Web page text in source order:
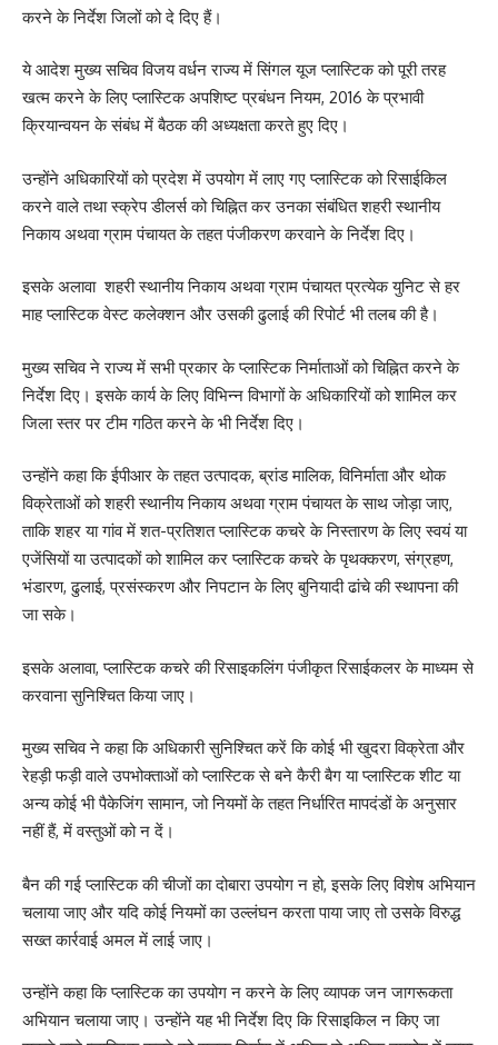
करने के निर्देश जिलों को दे दिए हैं।
ये आदेश मुख्य सचिव विजय वर्धन राज्य में सिंगल यूज प्लास्टिक को पूरी तरह
खत्म करने के लिए प्लास्टिक अपशिष्ट प्रबंधन नियम, 2016 के प्रभावी
क्रियान्वयन के संबंध में बैठक की अध्यक्षता करते हुए दिए।
उन्होंने अधिकारियों को प्रदेश में उपयोग में लाए गए प्लास्टिक को रिसाईकिल
करने वाले तथा स्क्रेप डीलर्स को चिह्नित कर उनका संबंधित शहरी स्थानीय
निकाय अथवा ग्राम पंचायत के तहत पंजीकरण करवाने के निर्देश दिए।
इसके अलावा शहरी स्थानीय निकाय अथवा ग्राम पंचायत प्रत्येक युनिट से हर
माह प्लास्टिक वेस्ट कलेक्शन और उसकी ढुलाई की रिपोर्ट भी तलब की है।
मुख्य सचिव ने राज्य में सभी प्रकार के प्लास्टिक निर्माताओं को चिह्नित करने के
निर्देश दिए। इसके कार्य के लिए विभिन्न विभागों के अधिकारियों को शामिल कर
जिला स्तर पर टीम गठित करने के भी निर्देश दिए।
उन्होंने कहा कि ईपीआर के तहत उत्पादक, ब्रांड मालिक, विनिर्माता और थोक
विक्रेताओं को शहरी स्थानीय निकाय अथवा ग्राम पंचायत के साथ जोड़ा जाए,
ताकि शहर या गांव में शत-प्रतिशत प्लास्टिक कचरे के निस्तारण के लिए स्वयं या
एजेंसियों या उत्पादकों को शामिल कर प्लास्टिक कचरे के पृथक्करण, संग्रहण,
भंडारण, ढुलाई, प्रसंस्करण और निपटान के लिए बुनियादी ढांचे की स्थापना की
जा सके।
इसके अलावा, प्लास्टिक कचरे की रिसाइकलिंग पंजीकृत रिसाईकलर के माध्यम से
करवाना सुनिश्चित किया जाए।
मुख्य सचिव ने कहा कि अधिकारी सुनिश्चित करें कि कोई भी खुदरा विक्रेता और
रेहड़ी फड़ी वाले उपभोक्ताओं को प्लास्टिक से बने कैरी बैग या प्लास्टिक शीट या
अन्य कोई भी पैकेजिंग सामान, जो नियमों के तहत निर्धारित मापदंडों के अनुसार
नहीं हैं, में वस्तुओं को न दें।
बैन की गई प्लास्टिक की चीजों का दोबारा उपयोग न हो, इसके लिए विशेष अभियान
चलाया जाए और यदि कोई नियमों का उल्लंघन करता पाया जाए तो उसके विरुद्ध
सख्त कार्रवाई अमल में लाई जाए।
उन्होंने कहा कि प्लास्टिक का उपयोग न करने के लिए व्यापक जन जागरूकता
अभियान चलाया जाए। उन्होंने यह भी निर्देश दिए कि रिसाइकिल न किए जा